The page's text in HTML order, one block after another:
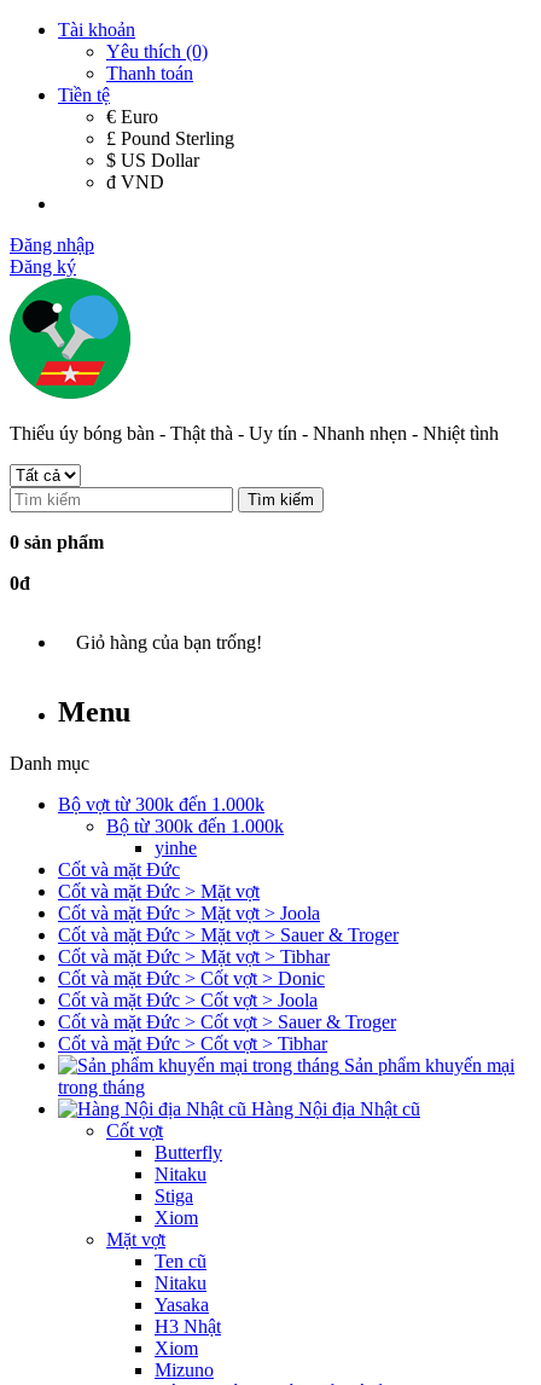
Tài khoản
Yêu thích (0)
Thanh toán
Tiền tệ
€ Euro
£ Pound Sterling
$ US Dollar
đ VND
Đăng nhập
Đăng ký
Thiếu úy bóng bàn - Thật thà - Uy tín - Nhanh nhẹn - Nhiệt tình
Tìm kiếm
0 sản phẩm
0đ
Giỏ hàng của bạn trống!
Menu
Danh mục
Bộ vợt từ 300k đến 1.000k
Bộ từ 300k đến 1.000k
yinhe
Cốt và mặt Đức
Cốt và mặt Đức > Mặt vợt
Cốt và mặt Đức > Mặt vợt > Joola
Cốt và mặt Đức > Mặt vợt > Sauer & Troger
Cốt và mặt Đức > Mặt vợt > Tibhar
Cốt và mặt Đức > Cốt vợt > Donic
Cốt và mặt Đức > Cốt vợt > Joola
Cốt và mặt Đức > Cốt vợt > Sauer & Troger
Cốt và mặt Đức > Cốt vợt > Tibhar
Sản phẩm khuyến mại
trong tháng
Hàng Nội địa Nhật cũ
Cốt vợt
Butterfly
Nitaku
Stiga
Xiom
Mặt vợt
Ten cũ
Nitaku
Yasaka
H3 Nhật
Xiom
Mizuno